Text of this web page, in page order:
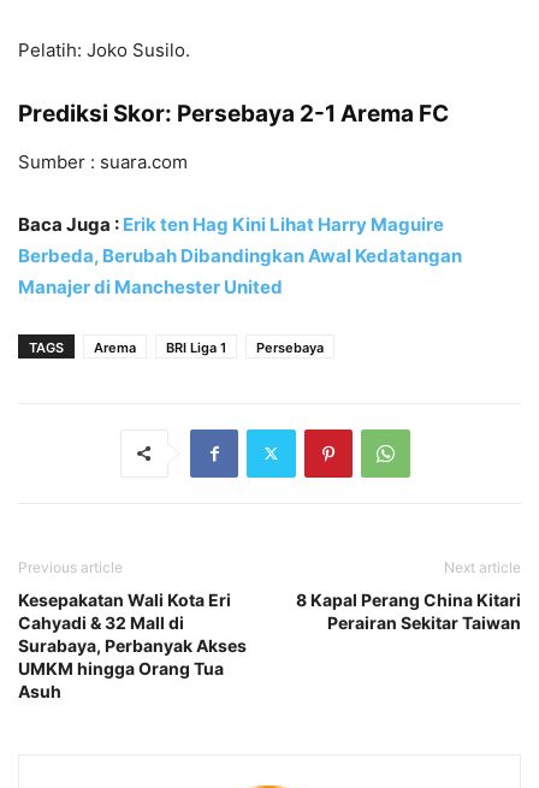
Pelatih: Joko Susilo.
Prediksi Skor: Persebaya 2-1 Arema FC
Sumber : suara.com
Baca Juga : Erik ten Hag Kini Lihat Harry Maguire
Berbeda, Berubah Dibandingkan Awal Kedatangan
Manajer di Manchester United
TAGS Arema BRI Liga 1 Persebaya
Previous article
Kesepakatan Wali Kota Eri
Cahyadi & 32 Mall di
Surabaya, Perbanyak Akses
UMKM hingga Orang Tua
Asuh
Next article
8 Kapal Perang China Kitari
Perairan Sekitar Taiwan